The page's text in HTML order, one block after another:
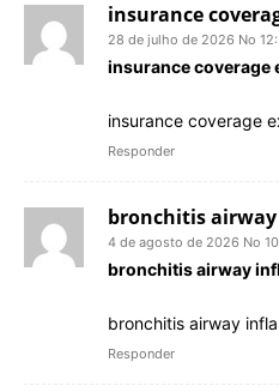
insurance
28 de julho de 2026 No
insurance coverage
insurance coverage
Responder
bronchitis
4 de agosto de 2026 No
bronchitis airway
bronchitis airway
Responder